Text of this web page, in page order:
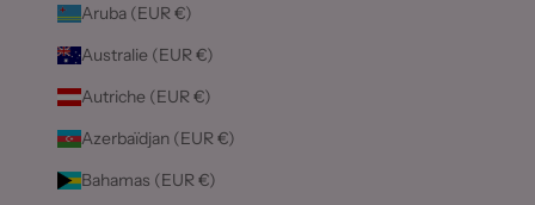
Aruba (EUR €)
Australie (EUR €)
Autriche (EUR €)
Azerbaïdjan (EUR €)
Bahamas (EUR €)